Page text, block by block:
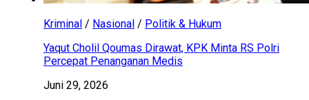
Kriminal / Nasional / Politik & Hukum
Yaqut Cholil Qoumas Dirawat, KPK Minta RS Polri
Percepat Penanganan Medis
Juni 29, 2026